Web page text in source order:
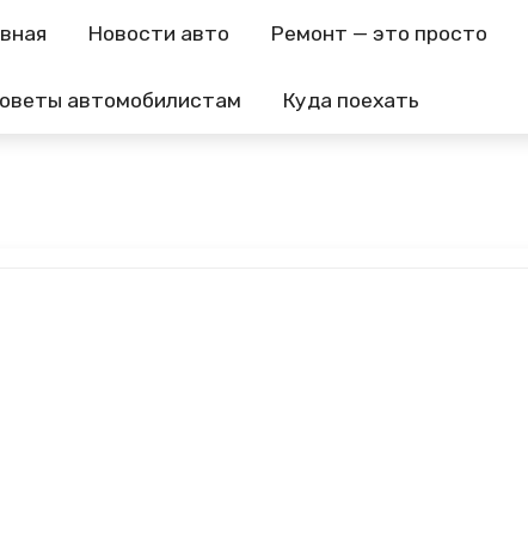
Новости авто Ремонт — это просто
автомобилистам Куда поехать